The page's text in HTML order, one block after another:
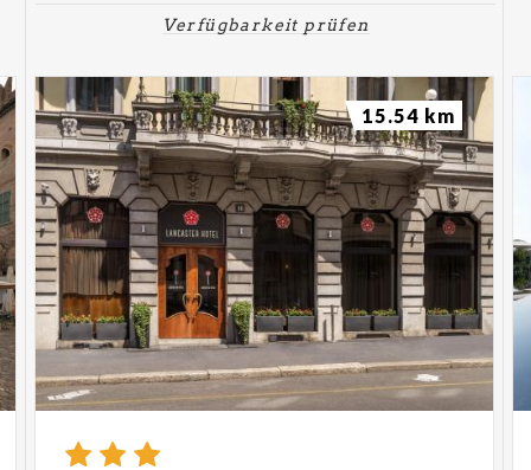
Verfügbarkeit prüfen
15.54 km